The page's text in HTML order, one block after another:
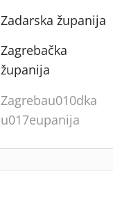
Zadarska županija
Zagrebačka
županija
Zagrebau010dka
u017eupanija